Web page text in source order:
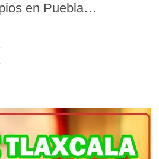
en Puebla…